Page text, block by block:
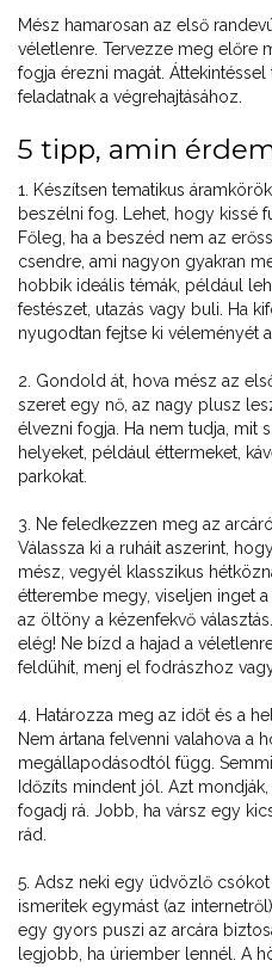
Mész hamarosan az első
véletlenre. Tervezze meg előre
fogja érezni magát.
feladatnak a végrehajtásához.
5 tipp, amin
1. Készítsen tematikus
beszélni fog. Lehet, hogy kissé
Főleg, ha a beszéd nem az
csendre, ami nagyon gyakran
hobbik ideális témák, például
festészet, utazás vagy buli. Ha
nyugodtan fejtse ki véleményét
2. Gondold át, hova mész az
szeret egy nő, az nagy plusz
élvezni fogja. Ha nem tudja, mit
helyeket, például éttermeket,
parkokat.
3. Ne feledkezzen meg az
Válassza ki a ruháit aszerint,
mész, vegyél klasszikus
étterembe megy, viseljen inget
az öltöny a kézenfekvő
elég! Ne bízd a hajad a
feldühít, menj el fodrászhoz
4. Határozza meg az időt és a
Nem ártana felvenni valahova a
megállapodásodtól függ.
Időzíts mindent jól. Azt
fogadj rá. Jobb, ha vársz egy
rád.
5. Adsz neki egy üdvözlő
ismeritek egymást (az
egy gyors puszi az arcára
legjobb, ha úriember lennél. A